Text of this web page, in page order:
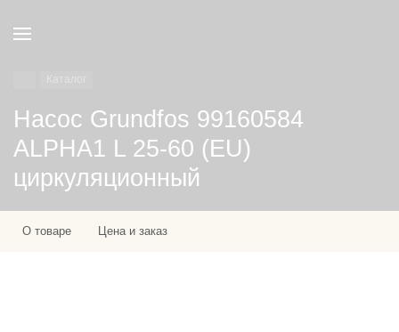
Насос Grundfos 99160584
ALPHA1 L 25-60 (EU)
циркуляционный
О товаре Цена и заказ